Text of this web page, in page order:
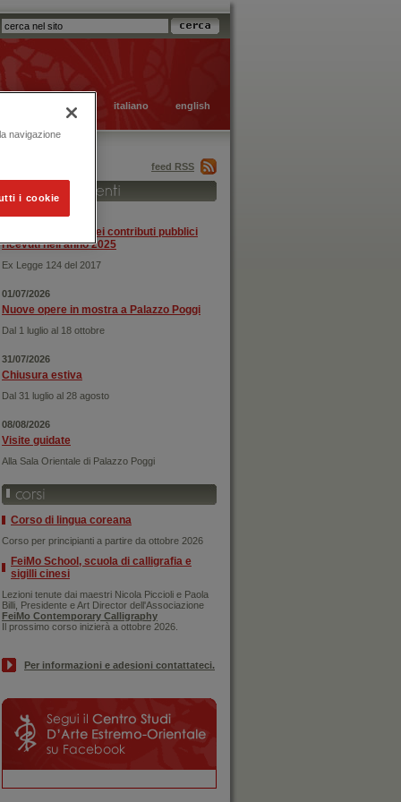
italiano english
feed RSS
31/12/2025
Rendicontazione dei contributi pubblici
ricevuti nell'anno 2025
Ex Legge 124 del 2017
01/07/2026
Nuove opere in mostra a Palazzo Poggi
Dal 1 luglio al 18 ottobre
31/07/2026
Chiusura estiva
Dal 31 luglio al 28 agosto
08/08/2026
Visite guidate
Alla Sala Orientale di Palazzo Poggi
Corso di lingua coreana
Corso per principianti a partire da ottobre 2026
FeiMo School, scuola di calligrafia e
sigilli cinesi
Lezioni tenute dai maestri Nicola Piccioli e Paola
Billi, Presidente e Art Director dell'Associazione
FeiMo Contemporary Calligraphy
Il prossimo corso inizierà a ottobre 2026.
Per informazioni e adesioni contattateci.
navigazione
i cookie